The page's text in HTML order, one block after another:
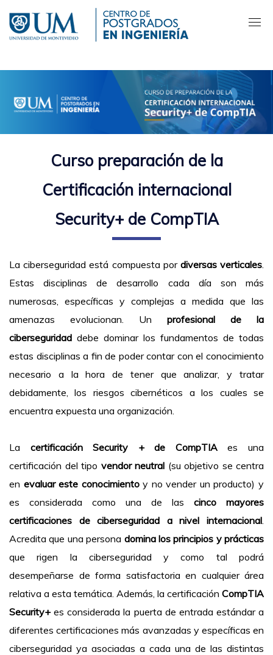
contenido
principal
Curso preparación de la
Certificación internacional
Security+ de CompTIA
La ciberseguridad está compuesta por diversas verticales.
Estas disciplinas de desarrollo cada día son más
numerosas, específicas y complejas a medida que las
amenazas evolucionan. Un profesional de la
ciberseguridad debe dominar los fundamentos de todas
estas disciplinas a fin de poder contar con el conocimiento
necesario a la hora de tener que analizar, y tratar
debidamente, los riesgos cibernéticos a los cuales se
encuentra expuesta una organización.
La certificación Security + de CompTIAes una
certificación del tipo vendor neutral (su objetivo se centra
en evaluar este conocimientoy no vender un producto) y
es considerada como una de las cinco mayores
certificaciones de ciberseguridad a nivel internacional.
Acredita que una persona domina los principios y prácticas
que rigen la ciberseguridad y como tal podrá
desempeñarse de forma satisfactoria en cualquier área
relativa a esta temática. Además, la certificación CompTIA
Security+es considerada la puerta de entrada estándar a
diferentes certificaciones más avanzadas y específicas en
ciberseguridad ya asociadas a cada una de las distintas